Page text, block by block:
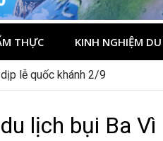
THỰC KINH NGHIỆM
lễ quốc khánh 2/9
lịch bụi Ba Vì